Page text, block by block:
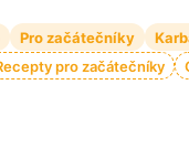
Pro začátečníky
pro začátečníky